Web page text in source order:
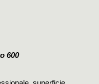
600